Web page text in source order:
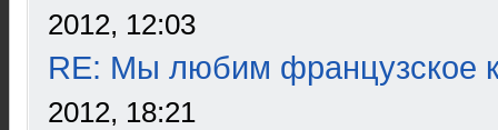
2012, 12:03
RE: Мы любим французское
2012, 18:21